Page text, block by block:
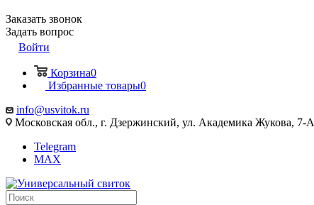
Заказать звонок
Задать вопрос
Войти
Корзина0
Избранные товары0
info@usvitok.ru
Московская обл., г. Дзержинский, ул. Академика Жукова, 7-А
Telegram
MAX